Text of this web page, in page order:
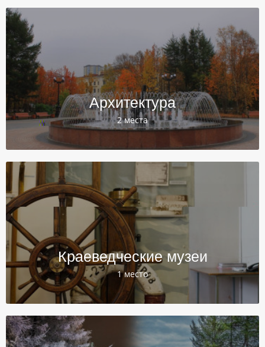
Архитектура
2 места
Краеведческие музеи
1 место